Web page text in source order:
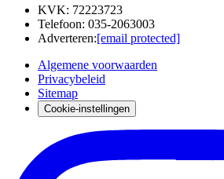
KVK: 72223723
Telefoon: 035-2063003
Adverteren:[email protected]
Algemene voorwaarden
Privacybeleid
Sitemap
Cookie-instellingen